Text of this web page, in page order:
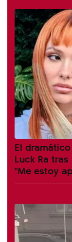
El
Luck Ra
"Me estoy